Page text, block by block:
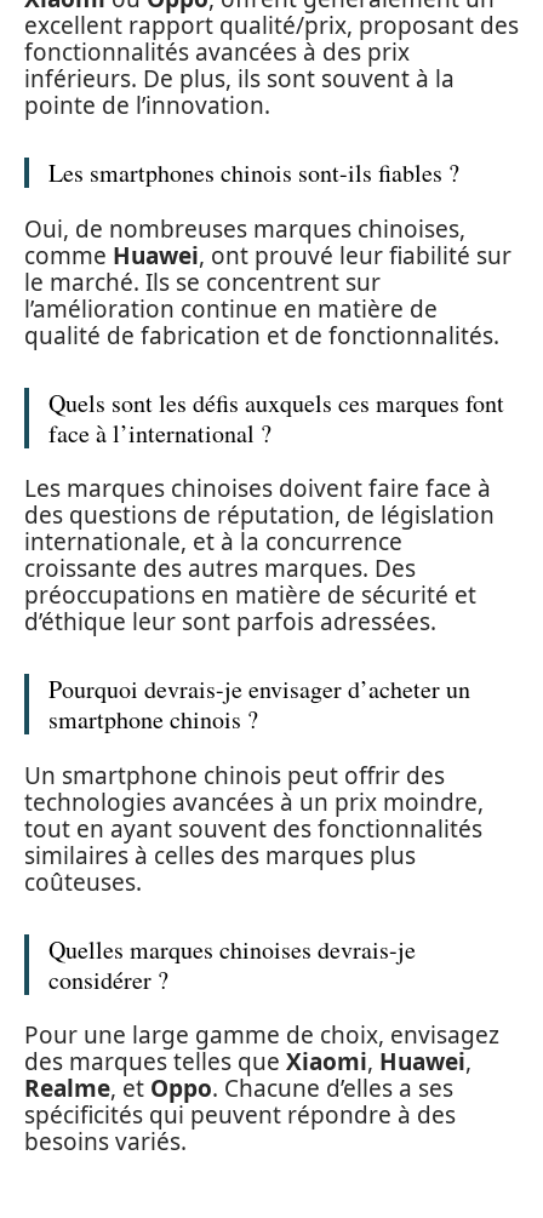
excellent rapport qualité/prix, proposant des
fonctionnalités avancées à des prix
inférieurs. De plus, ils sont souvent à la
pointe de l’innovation.
Les smartphones chinois sont-ils fiables ?
Oui, de nombreuses marques chinoises,
comme Huawei, ont prouvé leur fiabilité sur
le marché. Ils se concentrent sur
l’amélioration continue en matière de
qualité de fabrication et de fonctionnalités.
Quels sont les défis auxquels ces marques font
face à l’international ?
Les marques chinoises doivent faire face à
des questions de réputation, de législation
internationale, et à la concurrence
croissante des autres marques. Des
préoccupations en matière de sécurité et
d’éthique leur sont parfois adressées.
Pourquoi devrais-je envisager d’acheter un
smartphone chinois ?
Un smartphone chinois peut offrir des
technologies avancées à un prix moindre,
tout en ayant souvent des fonctionnalités
similaires à celles des marques plus
coûteuses.
Quelles marques chinoises devrais-je
considérer ?
Pour une large gamme de choix, envisagez
des marques telles que Xiaomi, Huawei,
Realme, et Oppo. Chacune d’elles a ses
spécificités qui peuvent répondre à des
besoins variés.